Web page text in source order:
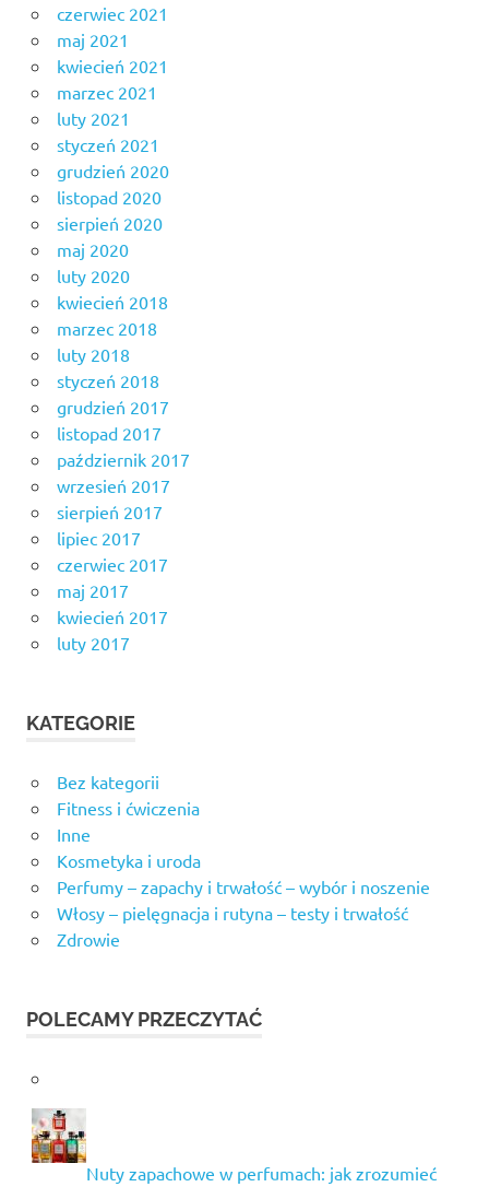
czerwiec 2021
maj 2021
kwiecień 2021
marzec 2021
luty 2021
styczeń 2021
grudzień 2020
listopad 2020
sierpień 2020
maj 2020
luty 2020
kwiecień 2018
marzec 2018
luty 2018
styczeń 2018
grudzień 2017
listopad 2017
październik 2017
wrzesień 2017
sierpień 2017
lipiec 2017
czerwiec 2017
maj 2017
kwiecień 2017
luty 2017
KATEGORIE
Bez kategorii
Fitness i ćwiczenia
Inne
Kosmetyka i uroda
Perfumy – zapachy i trwałość – wybór i noszenie
Włosy – pielęgnacja i rutyna – testy i trwałość
Zdrowie
POLECAMY PRZECZYTAĆ
Nuty zapachowe w perfumach: jak zrozumieć